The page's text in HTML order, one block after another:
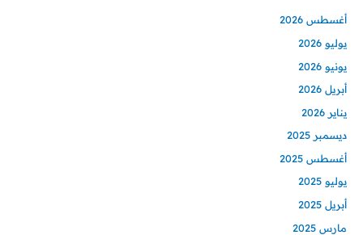
أغسطس 2026
يوليو 2026
يونيو 2026
أبريل 2026
يناير 2026
ديسمبر 2025
أغسطس 2025
يوليو 2025
أبريل 2025
مارس 2025